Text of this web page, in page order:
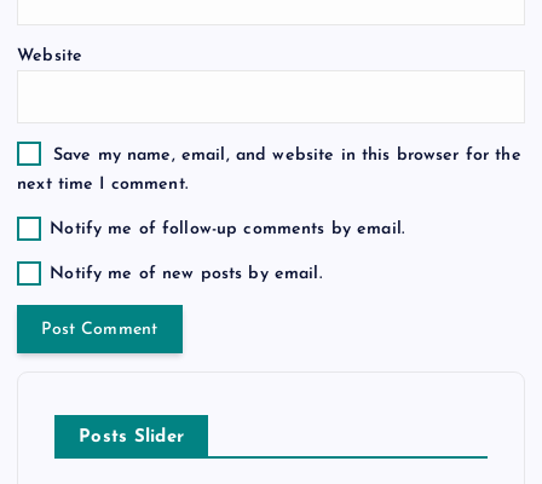
Website
Save my name, email, and website in this browser for the
next time I comment.
Notify me of follow-up comments by email.
Notify me of new posts by email.
Posts Slider